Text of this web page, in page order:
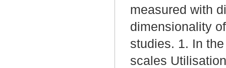
measured with
dimensionality
studies. 1. In
scales